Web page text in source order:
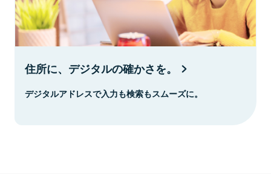
住所に、デジタルの確かさを。
デジタルアドレスで入力も検索もスムーズに。